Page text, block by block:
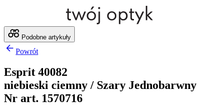
Podobne artykuły
Powrót
Esprit 40082
niebieski ciemny / Szary Jednobarwny
Nr art. 1570716